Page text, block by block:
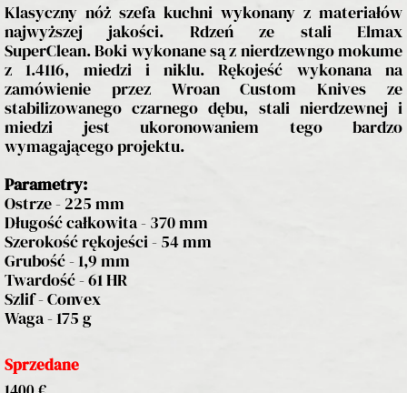
Klasyczny nóż szefa kuchni wykonany z materiałów
najwyższej jakości. Rdzeń ze stali Elmax
SuperClean. Boki wykonane są z nierdzewngo mokume
z 1.4116, miedzi i niklu. Rękojeść wykonana na
zamówienie przez Wroan Custom Knives ze
stabilizowanego czarnego dębu, stali nierdzewnej i
miedzi jest ukoronowaniem tego bardzo
wymagającego projektu.
Parametry:
Ostrze - 225 mm
Długość całkowita - 370 mm
Szerokość rękojeści - 54 mm
Grubość - 1,9 mm
Twardość - 61 HR
Szlif - Convex
Waga - 175 g
Sprzedane